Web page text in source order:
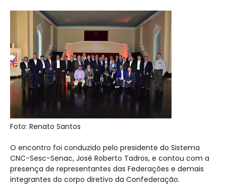
Foto: Renato Santos
O encontro foi conduzido pelo presidente do Sistema
CNC-Sesc-Senac, José Roberto Tadros, e contou com a
presença de representantes das Federações e demais
integrantes do corpo diretivo da Confederação.